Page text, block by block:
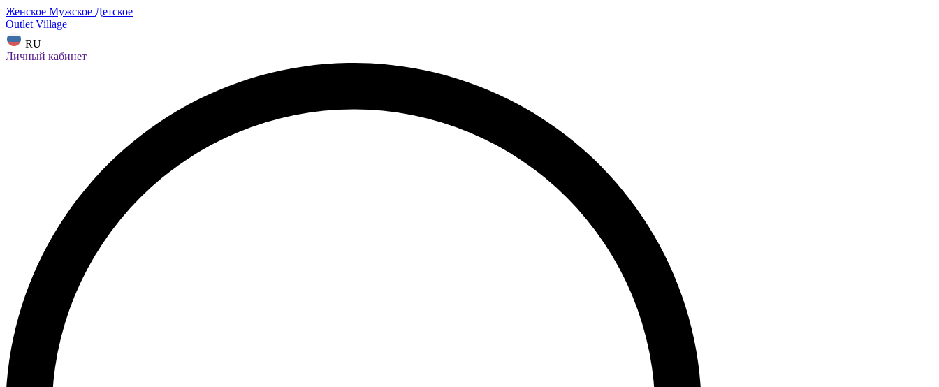
Женское Мужское Детское
Outlet Village
RU
Личный кабинет